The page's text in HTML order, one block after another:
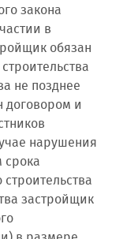
закона
в
обязан
не позднее
договором и
нарушения
срока
застройщик